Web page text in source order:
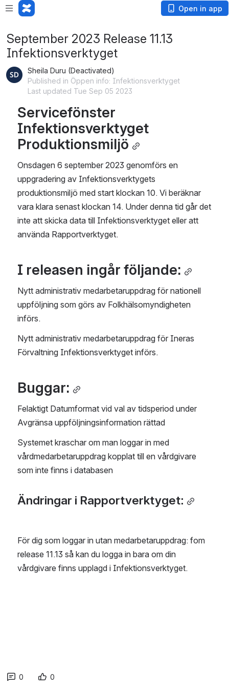
Open in app
September 2023 Release 11.13
Infektionsverktyget
Sheila Duru (Deactivated)
Published in Öppen info: Infektionsverktyget
Last updated Tue Sep 05 2023
Servicefönster
Infektionsverktyget
Produktionsmiljö
Onsdagen 6 september 2023 genomförs en
uppgradering av Infektionsverktygets
produktionsmiljö med start klockan 10. Vi beräknar
vara klara senast klockan 14. Under denna tid går det
inte att skicka data till Infektionsverktyget eller att
använda Rapportverktyget.
I releasen ingår följande:
Nytt administrativ medarbetaruppdrag för nationell
uppföljning som görs av Folkhälsomyndigheten
införs.
Nytt administrativ medarbetaruppdrag för Ineras
Förvaltning Infektionsverktyget införs.
Buggar:
Felaktigt Datumformat vid val av tidsperiod under
Avgränsa uppföljningsinformation rättad
Systemet kraschar om man loggar in med
vårdmedarbetaruppdrag kopplat till en vårdgivare
som inte finns i databasen
Ändringar i Rapportverktyget:
För dig som loggar in utan medarbetaruppdrag: fom
release 11.13 så kan du logga in bara om din
vårdgivare finns upplagd i Infektionsverktyget.
0 0